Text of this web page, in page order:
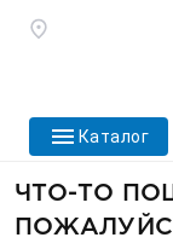
каталог
ЧТО-ТО